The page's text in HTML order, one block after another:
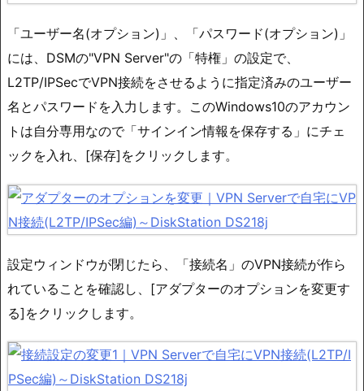
「ユーザー名(オプション)」、「パスワード(オプション)」
には、DSMの"VPN Server"の「特権」の設定で、
L2TP/IPSecでVPN接続をさせるように指定済みのユーザー
名とパスワードを入力します。このWindows10のアカウン
トは自分専用なので「サインイン情報を保存する」にチェ
ックを入れ、[保存]をクリックします。
設定ウィンドウが閉じたら、「接続名」のVPN接続が作ら
れていることを確認し、[アダプターのオプションを変更す
る]をクリックします。